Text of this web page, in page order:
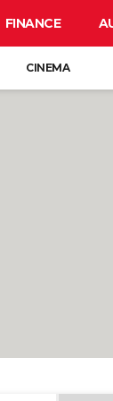
FINANCE
CINEMA